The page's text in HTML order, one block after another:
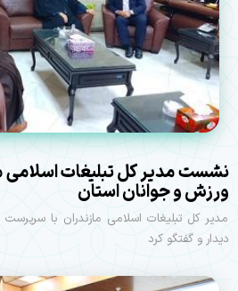
نشست مدیر کل تبلیغات اسلامی
ورزش و جوانان استان
مدیر کل تبلیغات اسلامی مازندران با
دیدار و گفتگو کرد